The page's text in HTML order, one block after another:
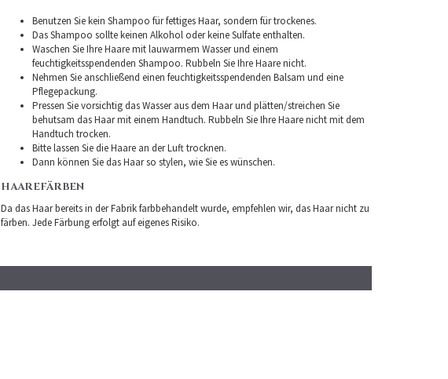
Benutzen Sie kein Shampoo für fettiges Haar, sondern für trockenes.
Das Shampoo sollte keinen Alkohol oder keine Sulfate enthalten.
Waschen Sie Ihre Haare mit lauwarmem Wasser und einem
feuchtigkeitsspendenden Shampoo. Rubbeln Sie Ihre Haare nicht.
Nehmen Sie anschließend einen feuchtigkeitsspendenden Balsam und eine
Pflegepackung.
Pressen Sie vorsichtig das Wasser aus dem Haar und plätten/streichen Sie
behutsam das Haar mit einem Handtuch. Rubbeln Sie Ihre Haare nicht mit dem
Handtuch trocken.
Bitte lassen Sie die Haare an der Luft trocknen.
Dann können Sie das Haar so stylen, wie Sie es wünschen.
HAAREFÄRBEN
Da das Haar bereits in der Fabrik farbbehandelt wurde, empfehlen wir, das Haar nicht zu
färben. Jede Färbung erfolgt auf eigenes Risiko.